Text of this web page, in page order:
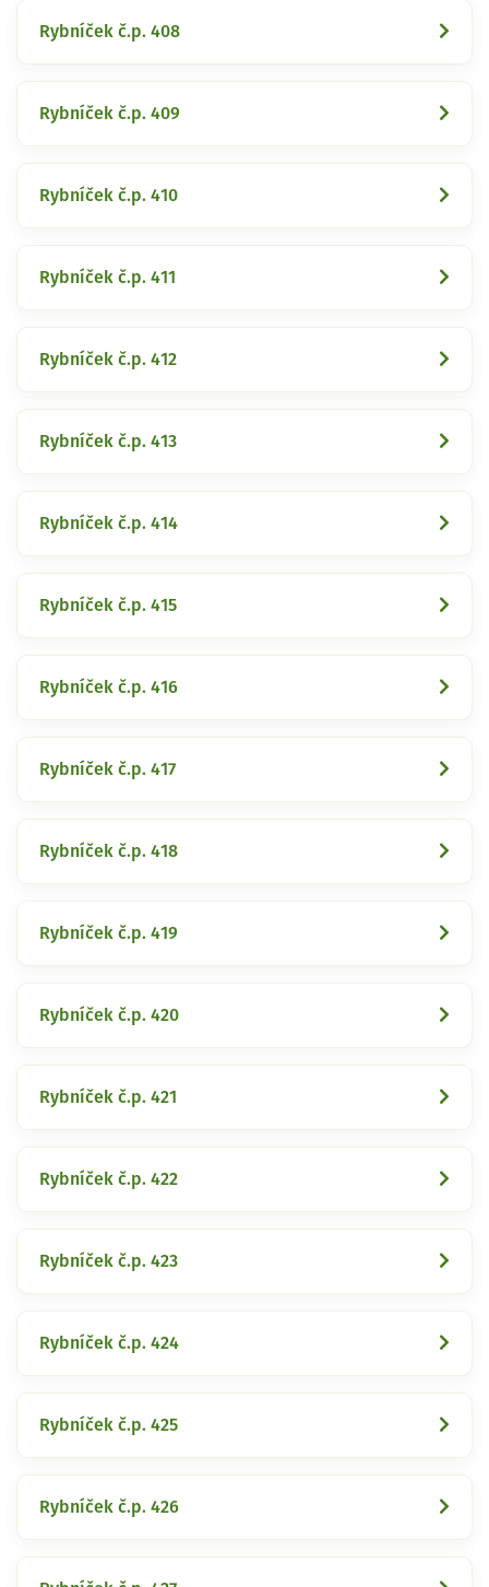
Rybníček č.p. 408
Rybníček č.p. 409
Rybníček č.p. 410
Rybníček č.p. 411
Rybníček č.p. 412
Rybníček č.p. 413
Rybníček č.p. 414
Rybníček č.p. 415
Rybníček č.p. 416
Rybníček č.p. 417
Rybníček č.p. 418
Rybníček č.p. 419
Rybníček č.p. 420
Rybníček č.p. 421
Rybníček č.p. 422
Rybníček č.p. 423
Rybníček č.p. 424
Rybníček č.p. 425
Rybníček č.p. 426